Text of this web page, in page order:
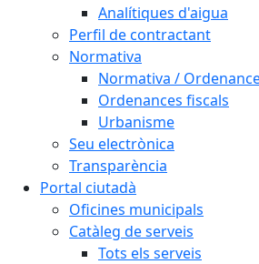
Analítiques d'aigua
Perfil de contractant
Normativa
Normativa /
Ordenances fiscals
Urbanisme
Seu electrònica
Transparència
Portal ciutadà
Oficines municipals
Catàleg de serveis
Tots els serveis